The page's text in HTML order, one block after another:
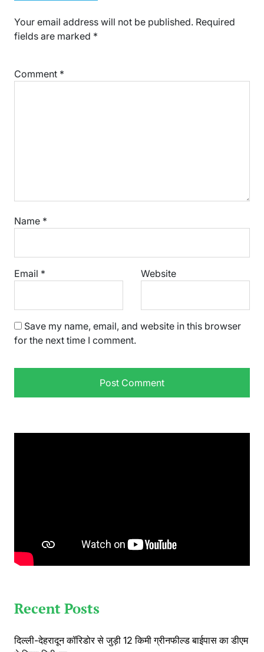
Your email address will not be published. Required
fields are marked *
Comment *
Name *
Email * Website
Save my name, email, and website in this browser
for the next time I comment.
Recent Posts
दिल्ली-देहरादून कॉरिडोर से जुड़ी 12 किमी ग्रीनफील्ड बाईपास का डीएम